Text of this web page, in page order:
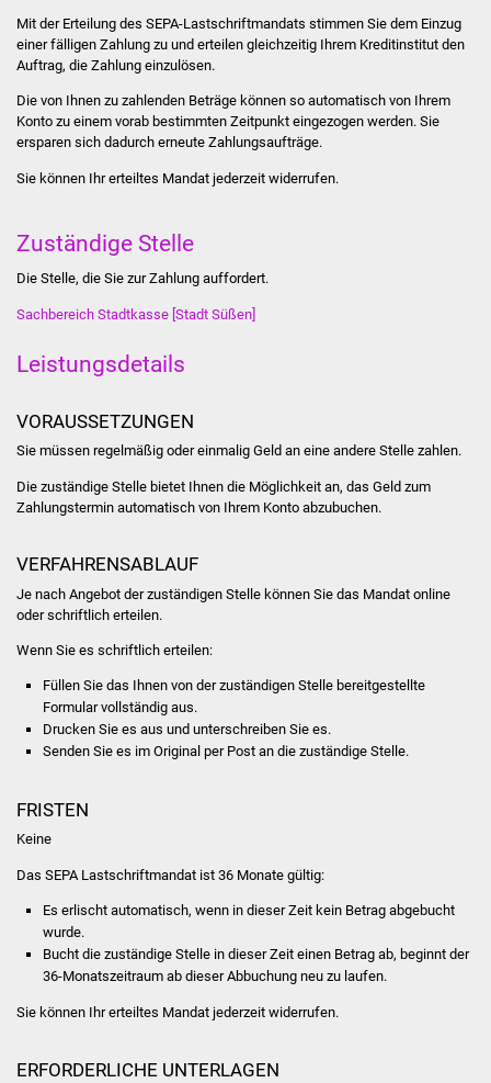
Behördenwegweiser
Stellenangebote
Kontakt
Jubiläumsjahr 2021
Partnerstädte
Schulentwicklung Bizet
Ortsentwicklung
Was erledige ich wo
Dienstleistungen
Lebenslagen
Formulare
Mit der Erteilung des SEPA-Lastschriftmandats stimmen Sie dem Einzug
einer fälligen Zahlung zu und erteilen gleichzeitig Ihrem Kreditinstitut den
Auftrag, die Zahlung einzulösen.
Die von Ihnen zu zahlenden Beträge können so automatisch von Ihrem
Konto zu einem vorab bestimmten Zeitpunkt eingezogen werden. Sie
ersparen sich dadurch erneute Zahlungsaufträge.
Sie können Ihr erteiltes Mandat jederzeit widerrufen.
Zuständige Stelle
Die Stelle, die Sie zur Zahlung auffordert.
Sachbereich Stadtkasse [Stadt Süßen]
Leistungsdetails
VORAUSSETZUNGEN
Sie müssen regelmäßig oder einmalig Geld an eine andere Stelle zahlen.
Die zuständige Stelle bietet Ihnen die Möglichkeit an, das Geld zum
Zahlungstermin automatisch von Ihrem Konto abzubuchen.
VERFAHRENSABLAUF
Je nach Angebot der zuständigen Stelle können Sie das Mandat online
oder schriftlich erteilen.
Wenn Sie es schriftlich erteilen:
Füllen Sie das Ihnen von der zuständigen Stelle bereitgestellte
Formular vollständig aus.
Drucken Sie es aus und unterschreiben Sie es.
Senden Sie es im Original per Post an die zuständige Stelle.
FRISTEN
Keine
Das SEPA Lastschriftmandat ist 36 Monate gültig:
Es erlischt automatisch, wenn in dieser Zeit kein Betrag abgebucht
wurde.
Bucht die zuständige Stelle in dieser Zeit einen Betrag ab, beginnt der
36-Monatszeitraum ab dieser Abbuchung neu zu laufen.
Sie können Ihr erteiltes Mandat jederzeit widerrufen.
ERFORDERLICHE UNTERLAGEN